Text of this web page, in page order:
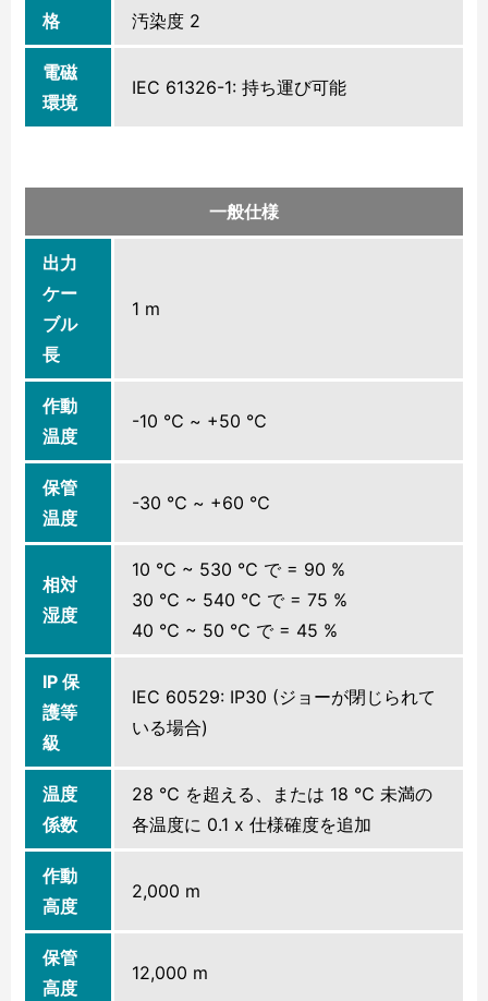
格
汚染度 2
電磁
環境
IEC 61326-1: 持ち運び可能
一般仕様
出力
ケー
ブル
長
1 m
作動
温度
-10 ℃ ~ +50 ℃
保管
温度
-30 ℃ ~ +60 ℃
相対
湿度
10 ℃ ~ 530 ℃ で = 90 %
30 ℃ ~ 540 ℃ で = 75 %
40 ℃ ~ 50 ℃ で = 45 %
IP 保
護等
級
IEC 60529: IP30 (ジョーが閉じられて
いる場合)
温度
係数
28 ℃ を超える、または 18 ℃ 未満の
各温度に 0.1 x 仕様確度を追加
作動
高度
2,000 m
保管
高度
12,000 m